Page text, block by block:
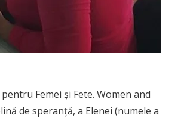
Femei și Fete. Women and
de speranță, a Elenei (numele a